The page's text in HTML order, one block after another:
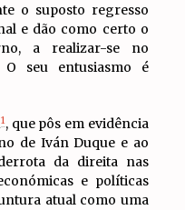
o suposto regresso
e dão como certo o
a realizar-se no
seu entusiasmo é
1, que pôs em evidência
de Iván Duque e ao
da direita nas
e políticas
atual como uma